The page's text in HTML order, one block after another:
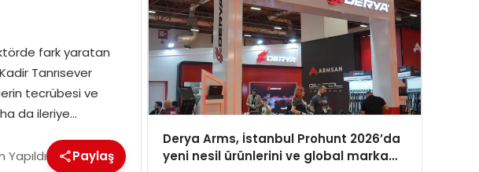
fark yaratan
Tanrısever
tecrübesi ve
da ileriye…
Yapıldı Paylaş
Derya Arms, İstanbul Prohunt 2026’da
yeni nesil ürünlerini ve global marka